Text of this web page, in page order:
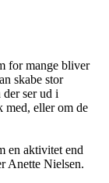
for mange bliver
skabe stor
ser ud i
med, eller om de
en aktivitet end
Anette Nielsen.